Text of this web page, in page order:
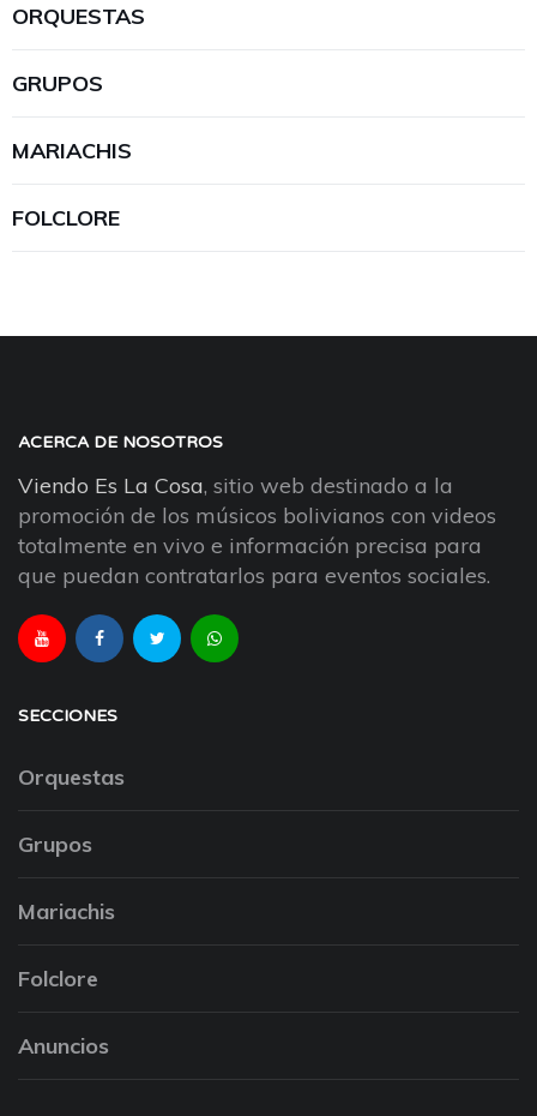
ORQUESTAS
GRUPOS
MARIACHIS
FOLCLORE
ACERCA DE NOSOTROS
Viendo Es La Cosa, sitio web destinado a la
promoción de los músicos bolivianos con videos
totalmente en vivo e información precisa para
que puedan contratarlos para eventos sociales.
SECCIONES
Orquestas
Grupos
Mariachis
Folclore
Anuncios